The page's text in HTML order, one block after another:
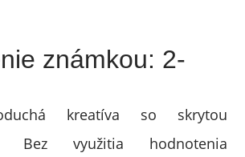
známkou: 2-
kreatíva so skrytou
Bez využitia hodnotenia